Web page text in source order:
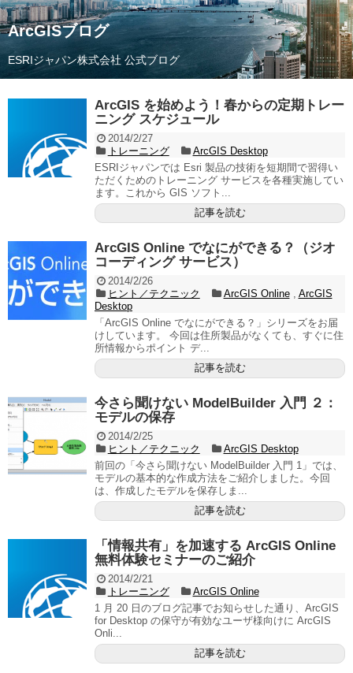
ArcGISブログ
ESRIジャパン株式会社 公式ブログ
ArcGIS を始めよう！春からの定期トレー
ニング スケジュール
2014/2/27
トレーニング
ArcGIS Desktop
ESRIジャパンでは Esri 製品の技術を短期間で習得い
ただくためのトレーニング サービスを各種実施してい
ます。これから GIS ソフト...
記事を読む
ArcGIS Online でなにができる？（ジオ
コーディング サービス）
2014/2/26
ヒント／テクニック
ArcGIS Online, ArcGIS
Desktop
「ArcGIS Online でなにができる？」シリーズをお届
けしています。 今回は住所製品がなくても、すぐに住
所情報からポイント デ...
記事を読む
今さら聞けない ModelBuilder 入門 ２：
モデルの保存
2014/2/25
ヒント／テクニック
ArcGIS Desktop
前回の「今さら聞けない ModelBuilder 入門 1」では、
モデルの基本的な作成方法をご紹介しました。今回
は、作成したモデルを保存しま...
記事を読む
「情報共有」を加速する ArcGIS Online
無料体験セミナーのご紹介
2014/2/21
トレーニング
ArcGIS Online
1 月 20 日のブログ記事でお知らせした通り、ArcGIS
for Desktop の保守が有効なユーザ様向けに ArcGIS
Onli...
記事を読む